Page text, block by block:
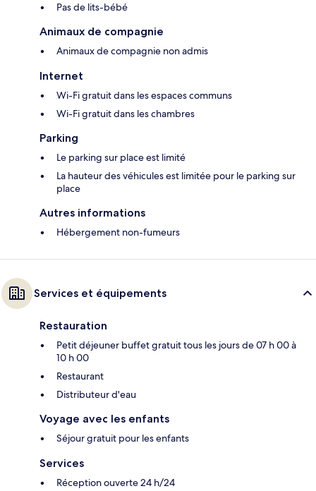
Pas de lits-bébé
Animaux de compagnie
Animaux de compagnie non admis
Internet
Wi-Fi gratuit dans les espaces communs
Wi-Fi gratuit dans les chambres
Parking
Le parking sur place est limité
La hauteur des véhicules est limitée pour le parking sur
place
Autres informations
Hébergement non-fumeurs
Services et équipements
Restauration
Petit déjeuner buffet gratuit tous les jours de 07 h 00 à
10 h 00
Restaurant
Distributeur d'eau
Voyage avec les enfants
Séjour gratuit pour les enfants
Services
Réception ouverte 24 h/24